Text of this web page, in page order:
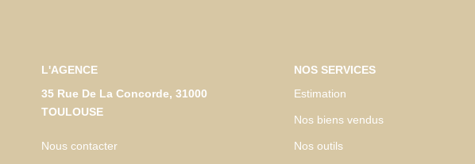
L'AGENCE
35 Rue De La Concorde, 31000
TOULOUSE
Nous contacter
NOS SERVICES
Estimation
Nos biens vendus
Nos outils